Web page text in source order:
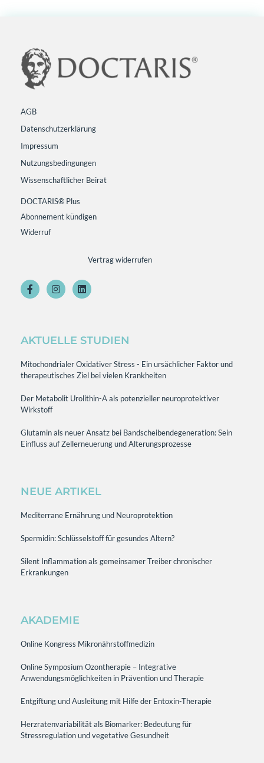
AGB
Datenschutzerklärung
Impressum
Nutzungsbedingungen
Wissenschaftlicher Beirat
DOCTARIS® Plus
Abonnement kündigen
Widerruf
Vertrag widerrufen
AKTUELLE STUDIEN
Mitochondrialer Oxidativer Stress - Ein ursächlicher Faktor und
therapeutisches Ziel bei vielen Krankheiten
Der Metabolit Urolithin-A als potenzieller neuroprotektiver
Wirkstoff
Glutamin als neuer Ansatz bei Bandscheibendegeneration: Sein
Einfluss auf Zellerneuerung und Alterungsprozesse
NEUE ARTIKEL
Mediterrane Ernährung und Neuroprotektion
Spermidin: Schlüsselstoff für gesundes Altern?
Silent Inflammation als gemeinsamer Treiber chronischer
Erkrankungen
AKADEMIE
Online Kongress Mikronährstoffmedizin
Online Symposium Ozontherapie – Integrative
Anwendungsmöglichkeiten in Prävention und Therapie
Entgiftung und Ausleitung mit Hilfe der Entoxin-Therapie
Herzratenvariabilität als Biomarker: Bedeutung für
Stressregulation und vegetative Gesundheit